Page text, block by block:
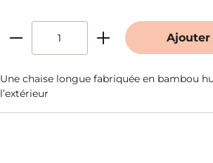
Ajouter
Une chaise longue fabriquée en bambou
l’extérieur